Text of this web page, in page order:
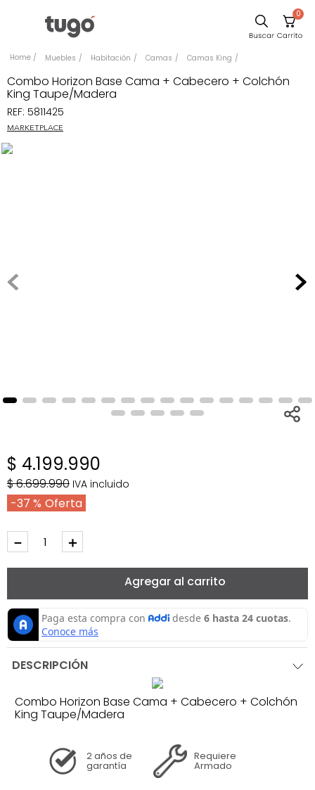
0
Muebles Habitación Camas Camas King
Combo Horizon Base Cama + Cabecero + Colchón
King Taupe/Madera
REF: 5811425
MARKETPLACE
$ 4.199.990
$6.699.990 IVA incluido
37 %
＋
－
Agregar al carrito
DESCRIPCIÓN
Combo Horizon Base Cama + Cabecero + Colchón
King Taupe/Madera
2 años de
garantía
Requiere
Armado
Comedor
Escritorio
Silla